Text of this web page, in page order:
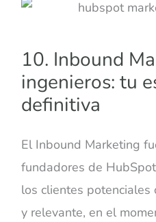
10. Inbound
ingenieros: tu
definitiva
El Inbound Marketing
fundadores de
los clientes potenciales
y relevante, en el